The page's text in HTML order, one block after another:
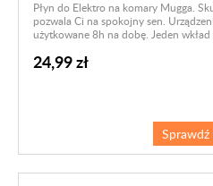
Płyn do Elektro na komary Mugga.
pozwala Ci na spokojny sen.
użytkowane 8h na dobę. Jeden
24,99 zł
Sprawdź